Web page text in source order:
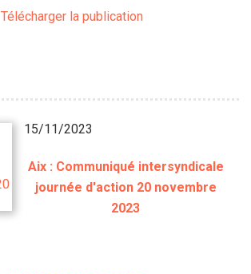
Télécharger la publication
15/11/2023
Aix : Communiqué intersyndicale
journée d'action 20 novembre
2023